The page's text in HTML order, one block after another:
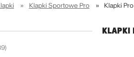
» Klapki Sportowe Pro » Klapki
KLAPKI